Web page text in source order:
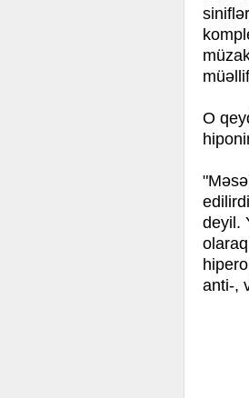
O
deyil.
anti-,